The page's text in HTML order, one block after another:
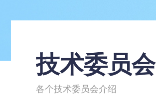
技术委员会
各个技术委员会介绍